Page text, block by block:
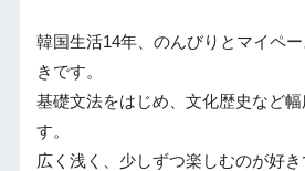
韓国生活14年、のんびりとマイペ
きです。
基礎文法をはじめ、文化歴史など
す。
広く浅く、少しずつ楽しむのが好き